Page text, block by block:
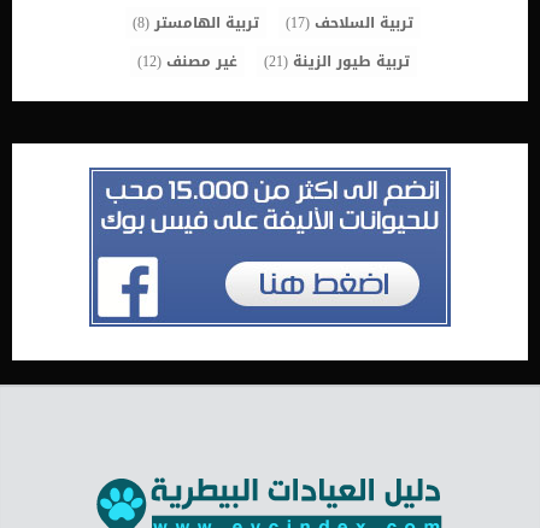
تربية السلاحف(17) تربية الهامستر(8)
تربية طيور الزينة (21) غير مصنف(12)